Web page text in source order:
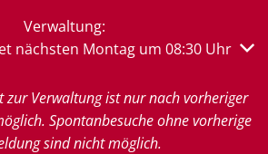
Verwaltung:
Öffnungs- oder Schließzeiten
nächsten Montag um 08:30 Uhr
zur Verwaltung ist nur nach vorheriger
Spontanbesuche ohne vorherige
sind nicht möglich.